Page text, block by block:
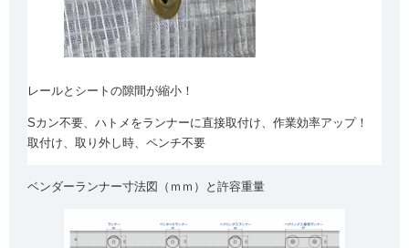
レールとシートの隙間が縮小！
Sカン不要、ハトメをランナーに直接取付け、作業効率アップ！
取付け、取り外し時、ペンチ不要
ベンダーランナー寸法図（ｍｍ）と許容重量